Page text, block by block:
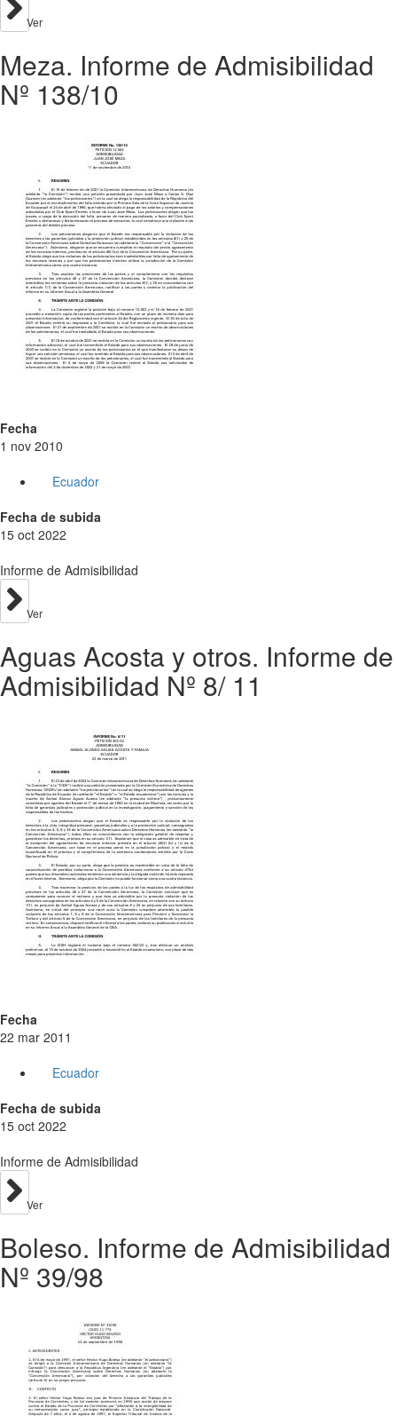
Ver
Meza. Informe de Admisibilidad
Nº 138/10
Fecha
1 nov 2010
Ecuador
Fecha de subida
15 oct 2022
Informe de Admisibilidad
Ver
Aguas Acosta y otros. Informe de
Admisibilidad Nº 8/ 11
Fecha
22 mar 2011
Ecuador
Fecha de subida
15 oct 2022
Informe de Admisibilidad
Ver
Boleso. Informe de Admisibilidad
Nº 39/98